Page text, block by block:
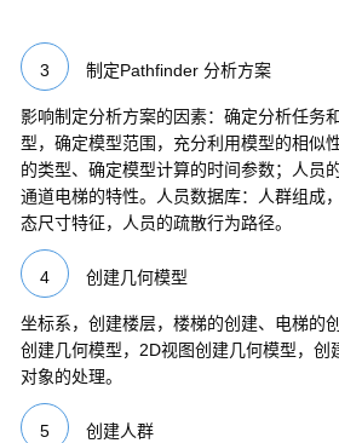
3 制定Pathfinder 分析方案
影响制定分析方案的因素：确定分析任务
型，确定模型范围，充分利用模型的相似
的类型、确定模型计算的时间参数；人员
通道电梯的特性。人员数据库：人群组成
态尺寸特征，人员的疏散行为路径。
4 创建几何模型
坐标系，创建楼层，楼梯的创建、电梯的
创建几何模型，2D视图创建几何模型，创
对象的处理。
5 创建人群